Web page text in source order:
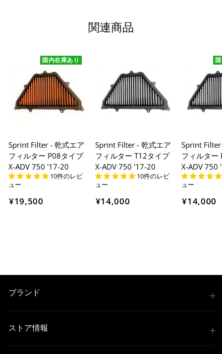
関連商品
国内在庫あり
Sprint Filter - 乾式エア
フィルター P08タイプ
X-ADV 750 '17-20
10件のレビ
ュー
¥19,500
Sprint Filter - 乾式エア
フィルター T12タイプ
X-ADV 750 '17-20
10件のレビ
ュー
¥14,000
Sprint
フィルター
X-ADV 750
ュー
¥14,000
ブランド
ストア情報